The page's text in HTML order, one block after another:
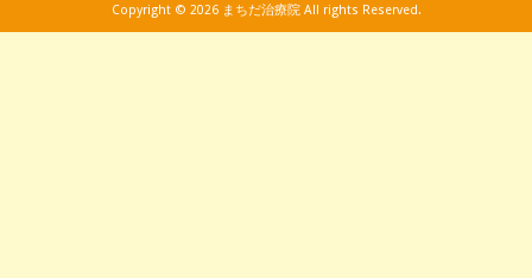
Copyright © 2026 まちだ治療院 All rights Reserved.